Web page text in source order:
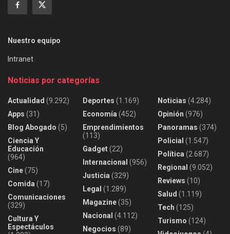
Nuestro equipo
Intranet
Noticias por categorías
Actualidad (9.292)
Apps (31)
Blog Abogado (5)
Ciencia Y
Educación
(964)
Cine(75)
Comida (17)
Comunicaciones
(329)
Cultura Y
Espectáculos
Deportes (1.169)
Economía (452)
Emprendimientos
(113)
Gadget(22)
Internacional (956)
Justicia (329)
Legal (1.289)
Magazine(35)
Nacional (4.112)
Negocios (89)
Noticias (4.284)
Opinión (976)
Panoramas (374)
Policial (1.547)
Política (2.687)
Regional (9.052)
Reviews (10)
Salud (1.119)
Tech (125)
Turismo (124)